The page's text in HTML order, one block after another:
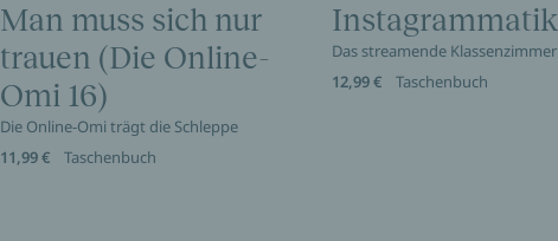
Man muss sich nur
trauen (Die Online-
Omi 16)
Die Online-Omi trägt die Schleppe
11,99 €
Taschenbuch
Instagrammatik
Das streamende Klassenzimmer
12,99 €
Taschenbuch